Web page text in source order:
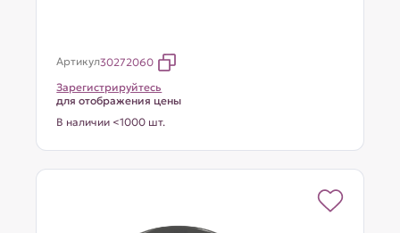
Артикул30272060
Зарегистрируйтесь
для отображения цены
В наличии <1000 шт.